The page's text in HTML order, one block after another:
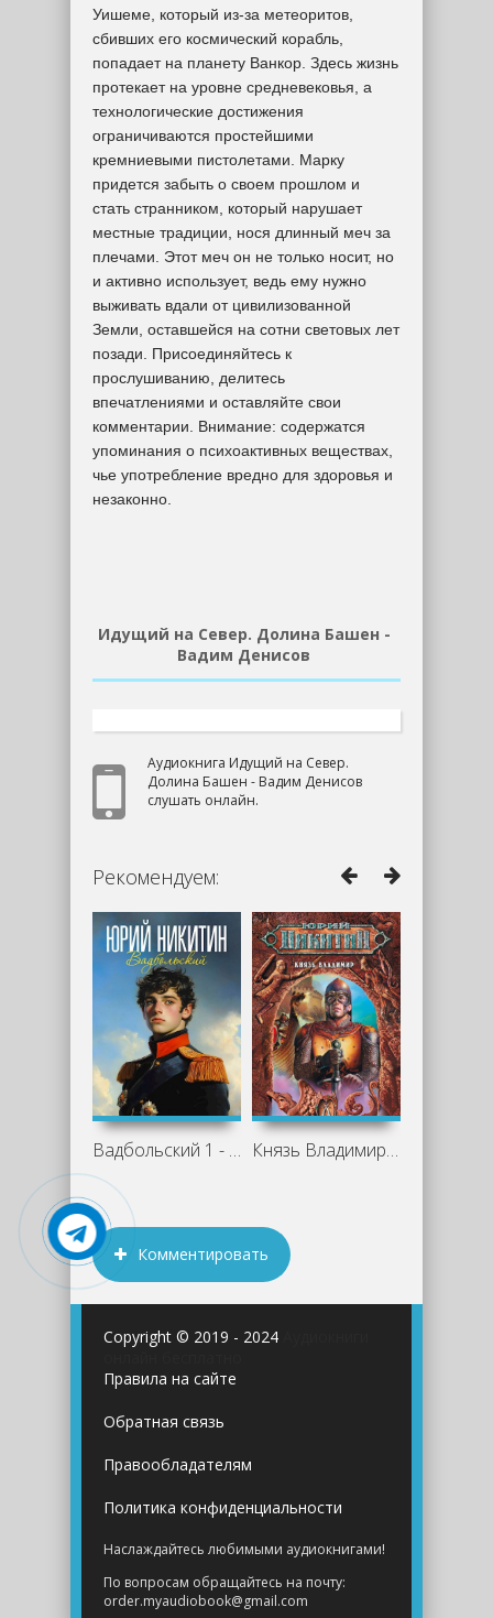
Уишеме, который из-за метеоритов,
сбивших его космический корабль,
попадает на планету Ванкор. Здесь жизнь
протекает на уровне средневековья, а
технологические достижения
ограничиваются простейшими
кремниевыми пистолетами. Марку
придется забыть о своем прошлом и
стать странником, который нарушает
местные традиции, нося длинный меч за
плечами. Этот меч он не только носит, но
и активно использует, ведь ему нужно
выживать вдали от цивилизованной
Земли, оставшейся на сотни световых лет
позади. Присоединяйтесь к
прослушиванию, делитесь
впечатлениями и оставляйте свои
комментарии. Внимание: содержатся
упоминания о психоактивных веществах,
чье употребление вредно для здоровья и
незаконно.
Идущий на Север. Долина Башен -
Вадим Денисов
Аудиокнига Идущий на Север.
Долина Башен - Вадим Денисов
слушать онлайн.
Рекомендуем:
Вадбольский 1 - Юрий Никитин Князь Владимир - Юрий Никитин
Комментировать
Copyright © 2019 - 2024
Правила на сайте
Обратная связь
Правообладателям
Политика конфиденциальности
Наслаждайтесь любимыми аудиокнигами!
По вопросам обращайтесь на почту:
order.myaudiobook@gmail.com